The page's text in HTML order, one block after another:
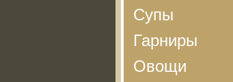
Супы
Гарниры
Овощи